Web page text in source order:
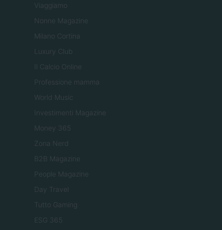
Viaggiamo
Nonne Magazine
Milano Cortina
Luxury Club
Il Calcio Online
Professione mamma
World Music
Investimenti Magazine
Money 365
Zona Nerd
B2B Magazine
People Magazine
Day Travel
Tutto Gaming
ESG 365